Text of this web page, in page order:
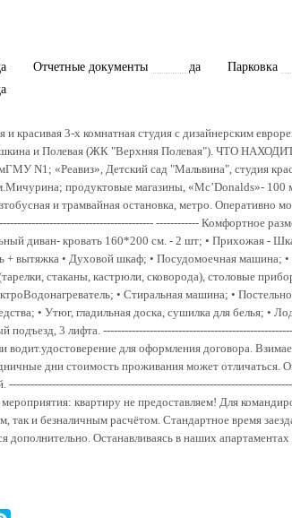
Отчетные документы да Парковка
и красивая 3-х комнатная студия с дизайнерским
и Полевая (ЖК "Верхняя Полевая"). ЧТО
N1; «Реавиз», Детский сад "Мальвина", студия
продуктовые магазины, «Mc’Donalds»-
и трамвайная остановка, метро.
------------ Комфортное
диван- кровать 160*200 см. - 2 шт; • Прихожая -
+ вытяжка • Духовой шкаф; • Посудомоечная машина; •
стаканы, кастрюли, сковорода), столовые
• Стиральная машина; •
• Утюг, гладильная доска, сушилка для белья; •
подъезд, 3 лифта.
водит.удостоверение для оформления договора.
дни стоимость проживания может отличаться.
квартиру не предоставляем! Для
так и безналичным расчётом. Стандартное время
дополнительно. Останавливаясь в наших